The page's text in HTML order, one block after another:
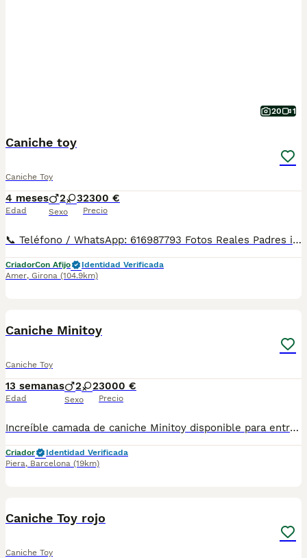
20 1
Caniche toy
Caniche Toy
4 meses
Edad
2 3
Sexo
2300 €
Precio
📞 Teléfono / WhatsApp: 616987793 Fotos Reales Padres importados directamente de China Los cachorros nacieron en nuestro criadero de Girona . Para familia muy exigentes. 🐶Disponible cachorrito de CANICHE macho y hembra de linea asiatica, se caracteriza por una estética tipo "peluche" o "muñeca", destacando por ojos muy grandes, negros y redondos, un hocico más chato y corto, y orejas de inserción más alta. Se entrega con todas las garantías: ✔ Vacunas correspondientes a su edad ✔ Desparasitaciones al día ✔ Factura legal ✔ Contrato de compra-venta ✔ Procedente de centro autorizado con núcleo zoológico 👨‍👩‍👧‍👦 Criado con atención diaria y acostumbrado al contacto humano. 🏡 Visitas disponibles de lunes a domingo con cita previa, para que puedas conocer a los cachorros y ver dónde se crían. 🚚 Envíos disponibles a toda España. Los precios pueden variar según la edad , sexo , color ,tamaño ,mas iva .
CriadorCon Afijo
Identidad Verificada
Amer, Girona (104.9km)
Caniche Minitoy
Caniche Toy
13 semanas
Edad
2 2
Sexo
3000 €
Precio
Increíble camada de caniche Minitoy disponible para entregar. Centro Canino Vallbonica es mucho más que un centro de cría , es un equipo amante de los animales y apasionados con su trabajo y muy comprometidos con el bienestar animal. Somos Criadores directos, sin intermediarios, con más de 20 años de experiencia y Apostamos por una cría responsable y una cuidada selección de nuestros progenitores. TODOS nuestros bebés nacen y se crían en nuestras instalaciones rodeados de naturaleza y cariño , asegurando así un correcto desarrollo y una magnífica socialización, consiguiendo en cada ejemplar un carácter juguetón y extrovertido algo primordial para su adaptación como un miembro más en tu familia . Se entregan con carnet de vacunas correspondiente a su edad , desparasitados y microchip implantado y activado en registro de Anicom. Facilitamos junto al cachorro contrato de compra con garantías víricas de 15 días y congénitas de 1 año . Contamos con un gran equipo de profesionales entre los que se encuentran educadores, auxiliares y Veterinarios ofreciendo los controles sanitarios necesarios así como continua vigilancia asesorándote durante todos el proceso y al llegar a casa. Hacemos envíos a toda España con empresa de transporte privado, proporcionando un viaje confortable y ofreciendo las atenciones necesarias a nuestros bebés . Nuestros precios son REALES ( incluye el IVA) y sin sorpresas finales . Si estás interesado en alguno de nuestros ejemplares solicita información sin compromiso. También atendemos vía WhatsApp ☎️722269698 - 722374274 📍Piera (Barcelona)
Criador
Identidad Verificada
Piera, Barcelona (19km)
Caniche Toy rojo
Caniche Toy